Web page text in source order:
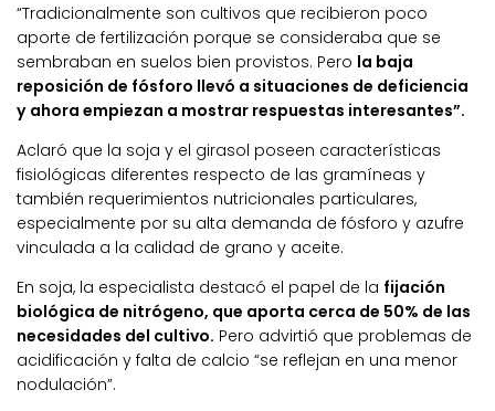
“Tradicionalmente son cultivos que recibieron poco
aporte de fertilización porque se consideraba que se
sembraban en suelos bien provistos. Pero la baja
reposición de fósforo llevó a situaciones de deficiencia
y ahora empiezan a mostrar respuestas interesantes”.
Aclaró que la soja y el girasol poseen características
fisiológicas diferentes respecto de las gramíneas y
también requerimientos nutricionales particulares,
especialmente por su alta demanda de fósforo y azufre
vinculada a la calidad de grano y aceite.
En soja, la especialista destacó el papel de la fijación
biológica de nitrógeno, que aporta cerca de 50% de las
necesidades del cultivo. Pero advirtió que problemas de
acidificación y falta de calcio “se reflejan en una menor
nodulación”.